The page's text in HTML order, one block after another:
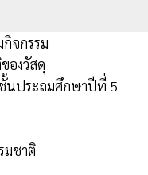
จกรรม
องวัสดุ
ชั้นประถมศึกษาปีที่ 5
มชาติ